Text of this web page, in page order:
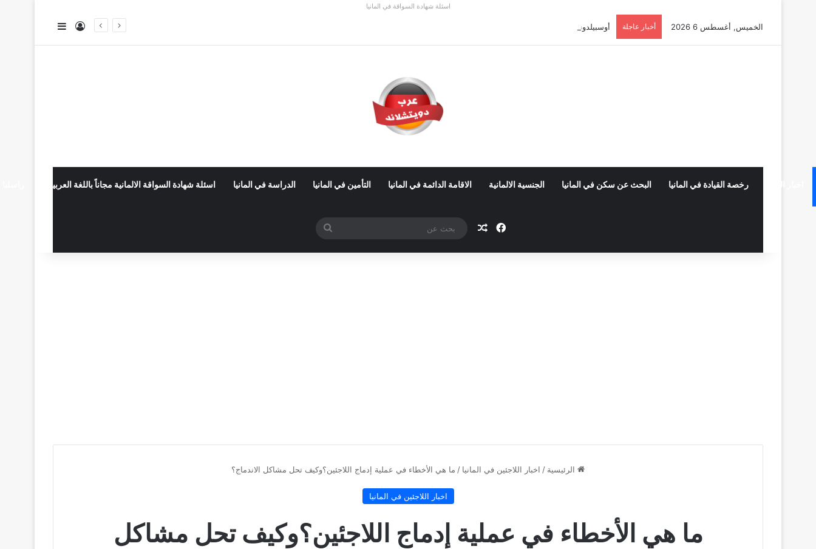
اسئلة شهادة السواقة في المانيا
الخميس, أغسطس 6 2026 أخبار عاجلة أوسبيلدونغ تبريد مراكز البيانات في ألمانيا 2026: الأجور والشروط تسجيل الدخول
رخصة القيادة في المانيا البحث عن سكن في المانيا الجنسية الالمانية الاقامة الدائمة في المانيا التأمين في المانيا الدراسة في المانيا اسئلة شهادة السواقة الالمانية مجاناً باللغة العربية
فيسبوكمقال عشوائي
الرئيسية / اخبار اللاجئين في المانيا / ما هي الأخطاء في عملية إدماج اللاجئين؟وكيف تحل مشاكل الاندماج؟
اخبار اللاجئين في المانيا
ما هي الأخطاء في عملية إدماج اللاجئين؟وكيف تحل مشاكل